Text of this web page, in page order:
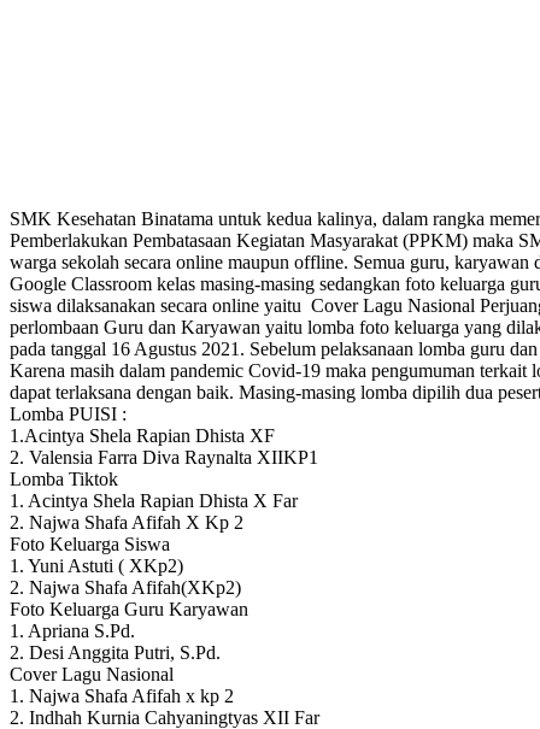
SMK Kesehatan Binatama untuk kedua kalinya, dalam rangka
Pemberlakukan Pembatasaan Kegiatan Masyarakat (PPKM) maka
warga sekolah secara online maupun offline. Semua guru,
Google Classroom kelas masing-masing sedangkan foto keluarga
siswa dilaksanakan secara online yaitu Cover Lagu Nasional
perlombaan Guru dan Karyawan yaitu lomba foto keluarga yang
pada tanggal 16 Agustus 2021. Sebelum pelaksanaan lomba guru
Karena masih dalam pandemic Covid-19 maka pengumuman terkait
dapat terlaksana dengan baik. Masing-masing lomba dipilih dua
Lomba PUISI :
1.Acintya Shela Rapian Dhista XF
2. Valensia Farra Diva Raynalta XIIKP1
Lomba Tiktok
1. Acintya Shela Rapian Dhista X Far
2. Najwa Shafa Afifah X Kp 2
Foto Keluarga Siswa
1. Yuni Astuti ( XKp2)
2. Najwa Shafa Afifah(XKp2)
Foto Keluarga Guru Karyawan
1. Apriana S.Pd.
2. Desi Anggita Putri, S.Pd.
Cover Lagu Nasional
1. Najwa Shafa Afifah x kp 2
2. Indhah Kurnia Cahyaningtyas XII Far